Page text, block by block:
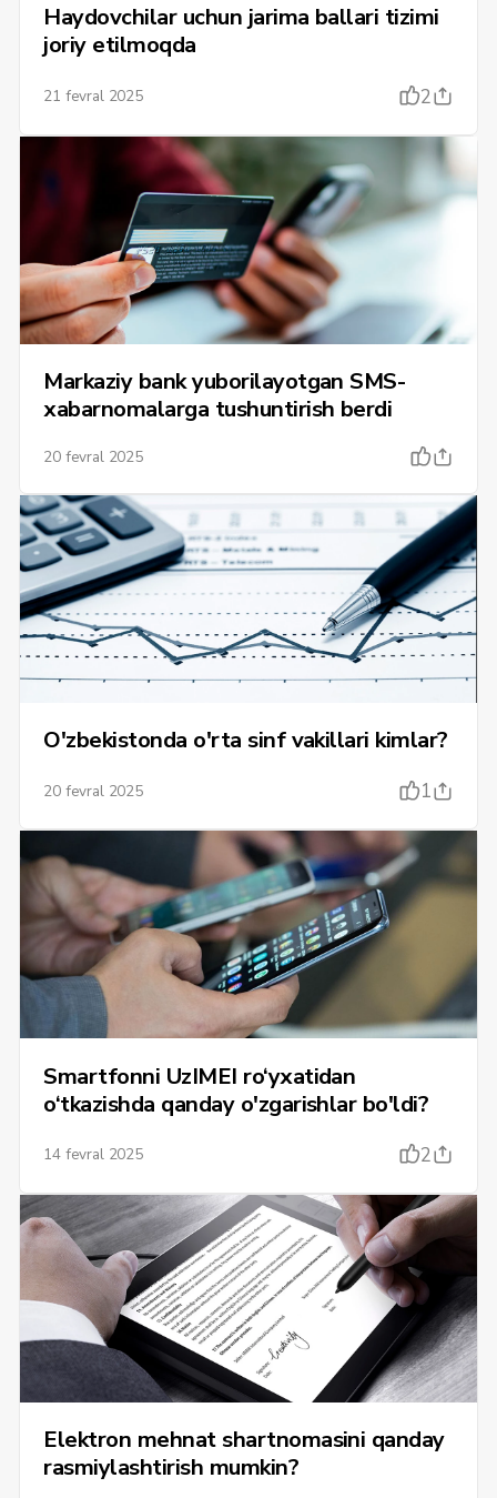
Haydovchilar uchun jarima ballari tizimi
joriy etilmoqda
21 fevral 2025 2
Markaziy bank yuborilayotgan SMS-
xabarnomalarga tushuntirish berdi
20 fevral 2025
O'zbekistonda o'rta sinf vakillari kimlar?
20 fevral 2025 1
Smartfonni UzIMEI ro‘yxatidan
o‘tkazishda qanday o'zgarishlar bo'ldi?
14 fevral 2025 2
Elektron mehnat shartnomasini qanday
rasmiylashtirish mumkin?